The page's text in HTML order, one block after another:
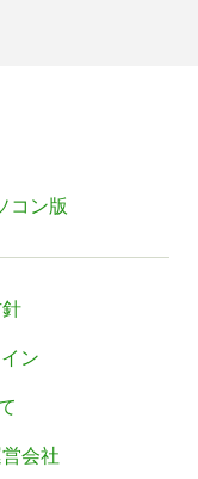
コン版
ン
会社